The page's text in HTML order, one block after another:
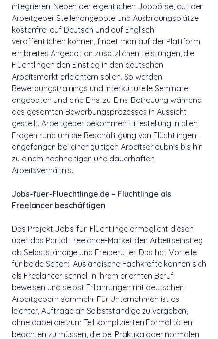
integrieren. Neben der eigentlichen Jobbörse, auf der
Arbeitgeber Stellenangebote und Ausbildungsplätze
kostenfrei auf Deutsch und auf Englisch
veröffentlichen können, findet man auf der Plattform
ein breites Angebot an zusätzlichen Leistungen, die
Flüchtlingen den Einstieg in den deutschen
Arbeitsmarkt erleichtern sollen. So werden
Bewerbungstrainings und interkulturelle Seminare
angeboten und eine Eins-zu-Eins-Betreuung während
des gesamten Bewerbungsprozesses in Aussicht
gestellt. Arbeitgeber bekommen Hilfestellung in allen
Fragen rund um die Beschäftigung von Flüchtlingen –
angefangen bei einer gültigen Arbeitserlaubnis bis hin
zu einem nachhaltigen und dauerhaften
Arbeitsverhältnis.
Jobs-fuer-Fluechtlinge.de – Flüchtlinge als
Freelancer beschäftigen
Das Projekt Jobs-für-Flüchtlinge ermöglicht diesen
über das Portal Freelance-Market den Arbeitseinstieg
als Selbstständige und Freiberufler. Das hat Vorteile
für beide Seiten: Ausländische Fachkräfte können sich
als Freelancer schnell in ihrem erlernten Beruf
beweisen und selbst Erfahrungen mit deutschen
Arbeitgebern sammeln. Für Unternehmen ist es
leichter, Aufträge an Selbstständige zu vergeben,
ohne dabei die zum Teil komplizierten Formalitäten
beachten zu müssen, die bei Praktika oder normalen